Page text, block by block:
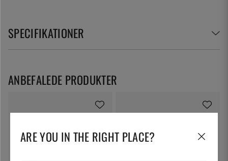
SPECIFIKATIONER
ANBEFALEDE PRODUKTER
ARE YOU IN THE RIGHT PLACE?